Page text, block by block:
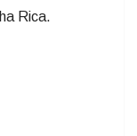
Rica.